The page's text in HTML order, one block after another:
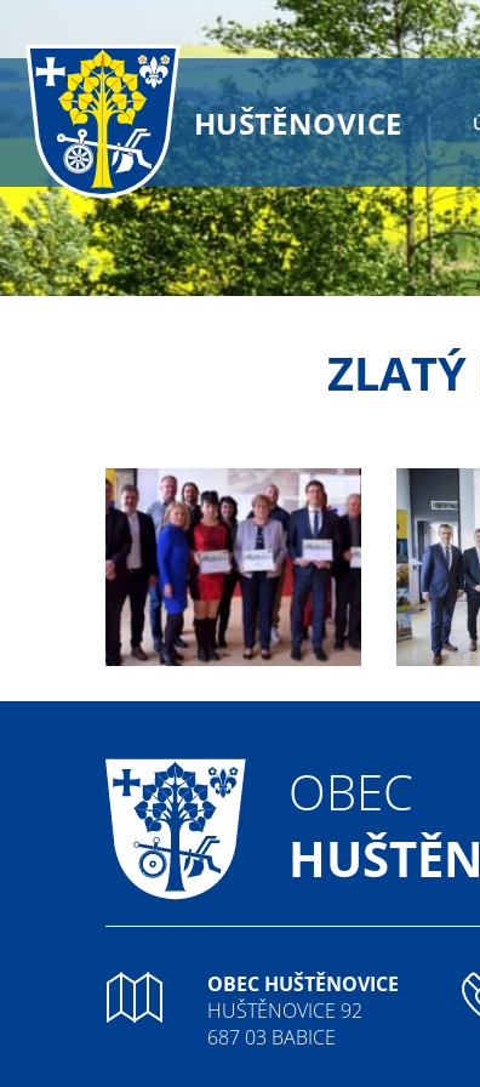
HUŠTĚNOVICE
OBEC
OBEC HUŠTĚNOVICE
HUŠTĚNOVICE 92
687 03 BABICE